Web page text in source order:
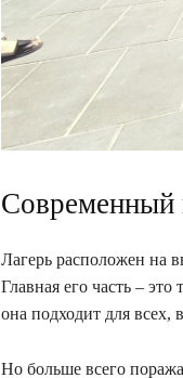
Современный
Лагерь расположен на
Главная его часть –
она подходит для всех,
Но больше всего